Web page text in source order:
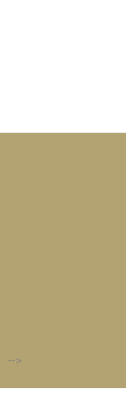
-->